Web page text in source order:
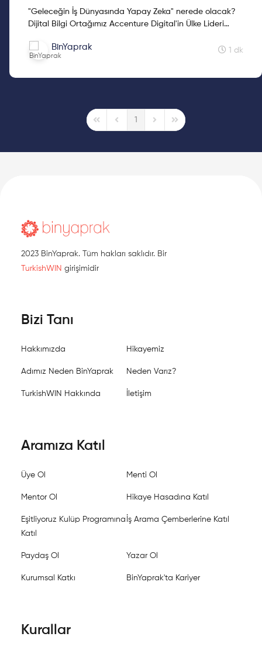
"Geleceğin İş Dünyasında Yapay Zeka" nerede olacak?
Dijital Bilgi Ortağımız Accenture Digital'in Ülke Lideri
BinYaprak 1 dk
First PagePrevious Page
1
Next PageLast Page
2023 BinYaprak. Tüm hakları saklıdır. Bir
TurkishWIN girişimidir
Bizi Tanı
Hakkımızda Hikayemiz
Adımız Neden BinYaprak Neden Varız?
TurkishWIN Hakkında İletişim
Aramıza Katıl
Üye Ol Menti Ol
Mentor Ol Hikaye Hasadına Katıl
Eşitliyoruz Kulüp Programına
Katıl
İş Arama Çemberlerine Katıl
Paydaş Ol Yazar Ol
Kurumsal Katkı BinYaprak'ta Kariyer
Kurallar